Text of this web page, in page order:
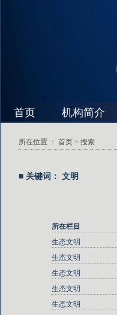
首页 机构简介
所在位置 ： 首页 > 搜索
■ 关键词： 文明
所在栏目
生态文明
生态文明
生态文明
生态文明
生态文明